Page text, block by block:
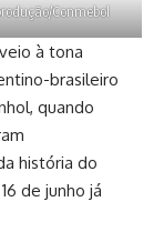
Conmebol
à tona
brasileiro
quando
história do
de junho já